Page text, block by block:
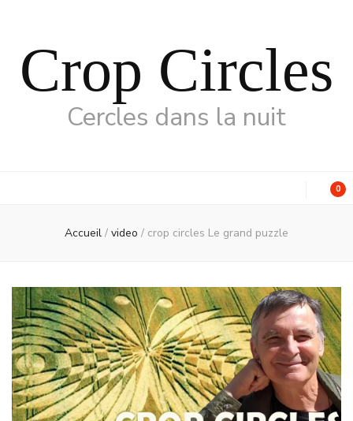
Crop Circles
Cercles dans la nuit
0
Accueil / video / crop circles Le grand puzzle